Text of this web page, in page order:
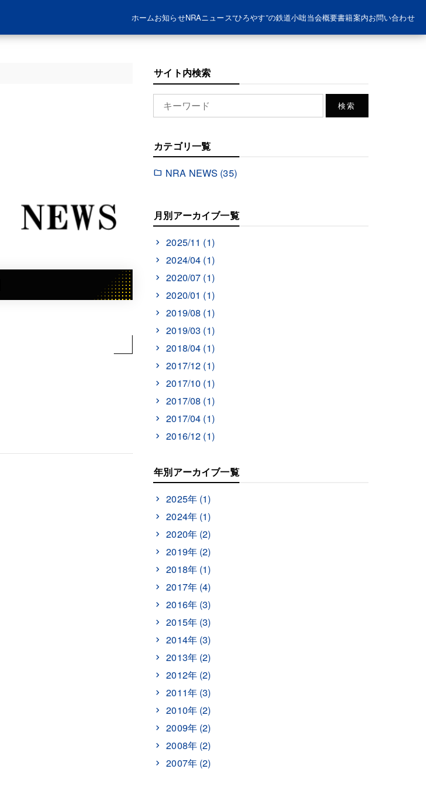
ホームお知らせNRAニュース“ひろやす”の鉄道小咄当会概要書籍案内お問い合わせ
サイト内検索
カテゴリ一覧
NRA NEWS (35)
月別アーカイブ一覧
2025/11 (1)
2024/04 (1)
2020/07 (1)
2020/01 (1)
2019/08 (1)
2019/03 (1)
2018/04 (1)
2017/12 (1)
2017/10 (1)
2017/08 (1)
2017/04 (1)
2016/12 (1)
年別アーカイブ一覧
2025年 (1)
2024年 (1)
2020年 (2)
2019年 (2)
2018年 (1)
2017年 (4)
2016年 (3)
2015年 (3)
2014年 (3)
2013年 (2)
2012年 (2)
2011年 (3)
2010年 (2)
2009年 (2)
2008年 (2)
2007年 (2)